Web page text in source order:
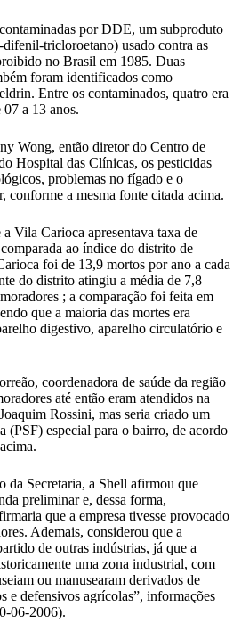
por DDE, um subproduto
tricloroetano) usado contra as
no Brasil em 1985. Duas
foram identificados como
Entre os contaminados, quatro era
07 a 13 anos.
Wong, então diretor do Centro de
Hospital das Clínicas, os pesticidas
problemas no fígado e o
conforme a mesma fonte citada acima.
Vila Carioca apresentava taxa de
ao índice do distrito de
foi de 13,9 mortos por ano a cada
do distrito atingiu a média de 7,8
; a comparação foi feita em
que a maioria das mortes era
digestivo, aparelho circulatório e
coordenadora de saúde da região
até então eram atendidos na
Rossini, mas seria criado um
(PSF) especial para o bairro, de acordo
da Secretaria, a Shell afirmou que
preliminar e, dessa forma,
que a empresa tivesse provocado
Ademais, considerou que a
de outras indústrias, já que a
uma zona industrial, com
ou manusearam derivados de
e defensivos agrícolas”, informações
06-2006).